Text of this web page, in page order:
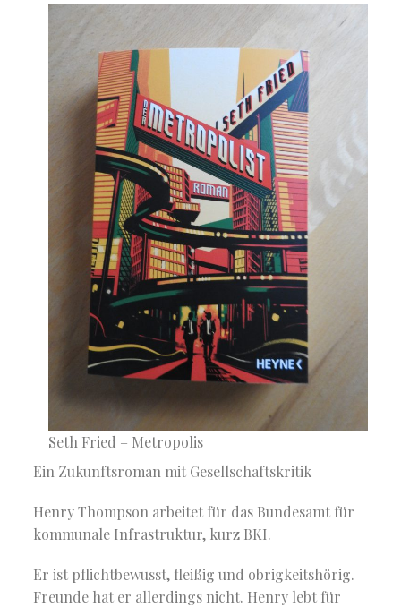
Seth Fried – Metropolis
Ein Zukunftsroman mit Gesellschaftskritik
Henry Thompson arbeitet für das Bundesamt für
kommunale Infrastruktur, kurz BKI.
Er ist pflichtbewusst, fleißig und obrigkeitshörig.
Freunde hat er allerdings nicht. Henry lebt für